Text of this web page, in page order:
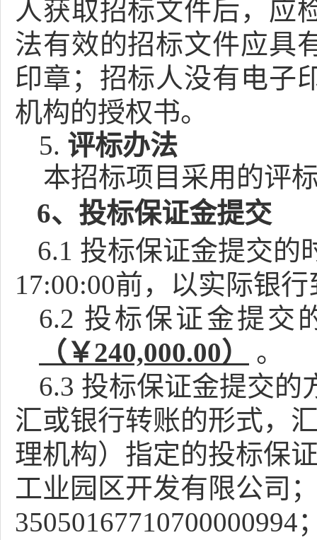
人获取招标文件后，应
法有效的招标文件应具
印章；招标人没有电子
机构的授权书。
5. 评标办法
本招标项目采用的评
6、投标保证金提交
6.1 投标保证金提交的
17:00:00前， 以实际银
6.2 投标保证金提交
（ ￥240,000.00）
。
6.3 投标保证金提交的
汇或银行转账的形式，
理机构）指定的投标保
工业园区开发有限公司
35050167710700000994